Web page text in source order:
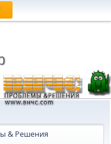
& Решения